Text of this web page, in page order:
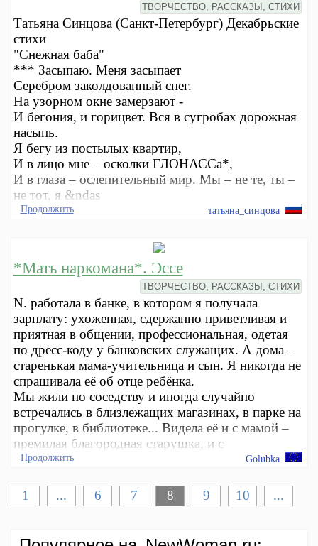
ТВОРЧЕСТВО, РАССКАЗЫ, СТИХИ
Татьяна Синцова (Санкт-Петербург) Декабрьские
стихи
"Снежная баба"
*** Засыпаю. Меня засыпает
Серебром заколдованный снег.
На узорном окне замерзают -
И бегония, и горицвет. Вся в сугробах дорожная
насыпь.
Я бегу из постылых квартир,
И в лицо мне – осколки ГЛОНАССа*,
И в глаза – ослепительный мир. Мы – не те, ты –
не тот, я &ndas
Продолжить татьяна_синцова
*Мать наркомана*. Эссе
ТВОРЧЕСТВО, РАССКАЗЫ, СТИХИ
N. работала в банке, в котором я получала
зарплату: ухоженная, сдержанно приветливая и
приятная в общении, профессиональная, одетая
по дресс-коду у банковских служащих. А дома –
старенькая мама-учительница и сын. Я никогда не
спрашивала её об отце ребёнка.
Мы жили по соседству и иногда случайно
встречались в близлежащих магазинах, в парке на
прогулке, в библиотеке... Видела её и с мамой –
премилая благородная старушка, и с
Продолжить Golubka
1 ... 6 7 8 9 10 ...